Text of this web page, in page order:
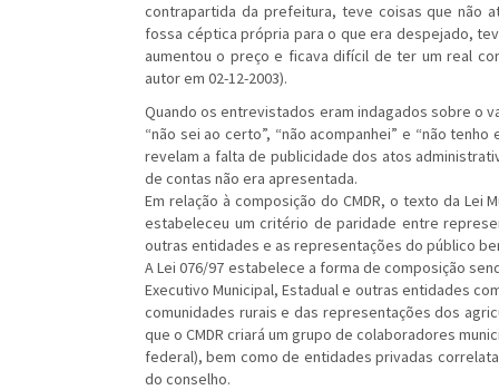
contrapartida da prefeitura, teve coisas que não
fossa céptica própria para o que era despejado,
aumentou o preço e ficava difícil de ter um real
autor em 02-12-2003).
Quando os entrevistados eram indagados sobre o
“não sei ao certo”, “não acompanhei” e “não
revelam a falta de publicidade dos atos
de contas não era apresentada.
Em relação à composição do CMDR, o texto da
estabeleceu um critério de paridade entre
outras entidades e as representações do público
A Lei 076/97 estabelece a forma de composição
Executivo Municipal, Estadual e outras entidades
comunidades rurais e das representações dos
que o CMDR criará um grupo de colaboradores
federal), bem como de entidades privadas
do conselho.